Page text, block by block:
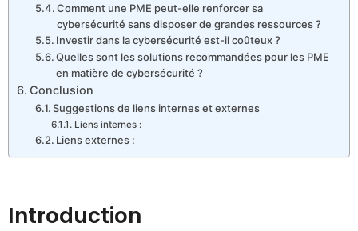
Comment une PME peut-elle renforcer sa
cybersécurité sans disposer de grandes ressources ?
Investir dans la cybersécurité est-il coûteux ?
Quelles sont les solutions recommandées pour les PME
en matière de cybersécurité ?
Conclusion
Suggestions de liens internes et externes
Liens internes :
Liens externes :
Introduction